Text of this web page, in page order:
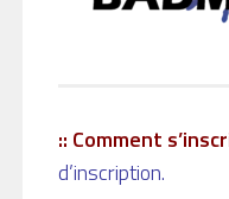
:: Comment
d’inscription.